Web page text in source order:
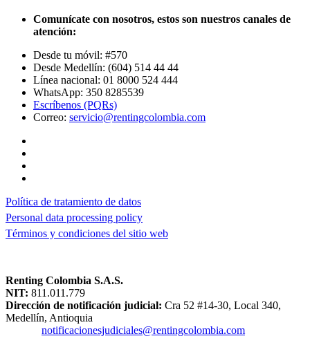
Comunícate con nosotros, estos son nuestros canales de
atención:
Desde tu móvil: #570
Desde Medellín: (604) 514 44 44
Línea nacional: 01 8000 524 444
WhatsApp: 350 8285539
Escríbenos (PQRs)
Correo: servicio@rentingcolombia.com
Política de tratamiento de datos
Personal data processing policy
Términos y condiciones del sitio web
Renting Colombia S.A.S.
NIT: 811.011.779
Dirección de notificación judicial: Cra 52 #14-30, Local 340,
Medellín, Antioquia
notificacionesjudiciales@rentingcolombia.com